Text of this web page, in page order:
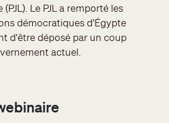
Le PJL a remporté les
démocratiques d'Égypte
d'être déposé par un coup
actuel.